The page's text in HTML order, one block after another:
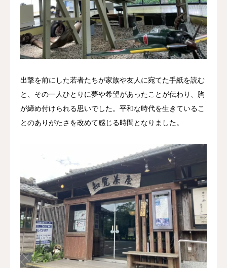
出撃を前にした若者たちが家族や友人に宛てた手紙を読む
と、その一人ひとりに夢や希望があったことが伝わり、胸
が締め付けられる思いでした。平和な時代を生きているこ
とのありがたさを改めて感じる時間となりました。